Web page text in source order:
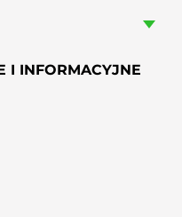
I INFORMACYJNE